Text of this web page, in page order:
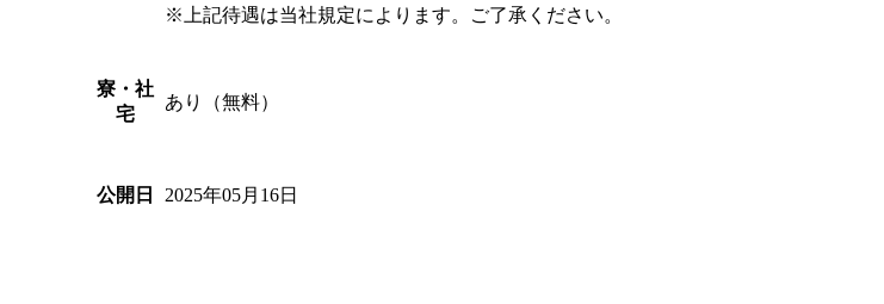
※上記待遇は当社規定によります。ご了承ください。
寮・社
宅
あり（無料）
公開日 2025年05月16日